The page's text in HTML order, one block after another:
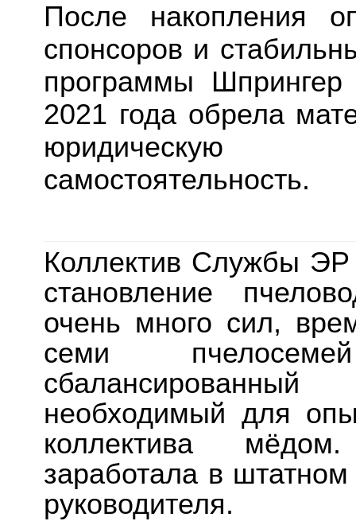
После накопления
спонсоров и
программы Шпрингер
2021 года обрела
юридическую
самостоятельность.
Коллектив Службы ЭР
становление
очень много сил,
семи
необходимый для
коллектива
заработала в
руководителя.